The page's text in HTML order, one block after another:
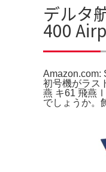
デルタ
400
Amazon.com:
初号機がラス
燕 キ61 飛燕
でしょうか。